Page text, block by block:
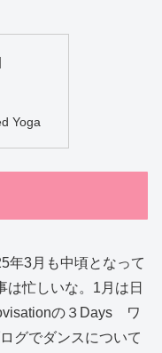
Yoga
年3月も中頃となって
は忙しいな。1月は日
の３Days ワ
グでダンスについて